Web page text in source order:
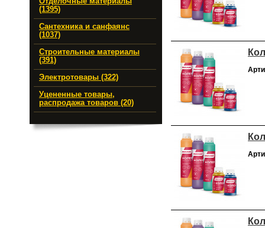
(1395)
Сантехника и санфаянс
(1037)
Строительные материалы
(391)
Электротовары (322)
Уцененные товары,
распродажа товаров (20)